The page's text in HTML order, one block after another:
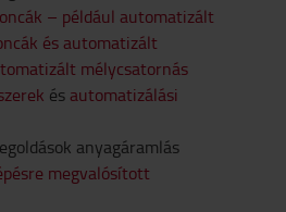
– például automatizált
és automatizált
mélycsatornás
és automatizálási
anyagáramlás
megvalósított